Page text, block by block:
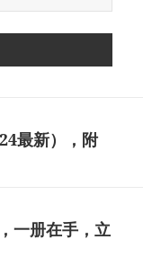
最新），附
一册在手，立